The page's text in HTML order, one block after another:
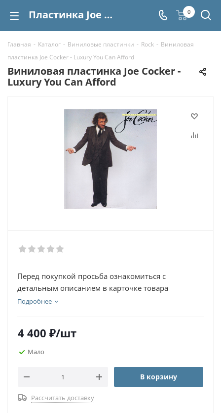
Пластинка Joe Cocker - Luxury You Can Afford купить | Интернет-магазин СтереоВинил 0
Главная - Каталог - Виниловые пластинки - Rock - Виниловая
пластинка Joe Cocker - Luxury You Can Afford
Виниловая пластинка Joe Cocker -
Luxury You Can Afford
Перед покупкой просьба ознакомиться с
детальным описанием в карточке товара
Подробнее
4 400 ₽/шт
Мало
В корзину
Рассчитать доставку